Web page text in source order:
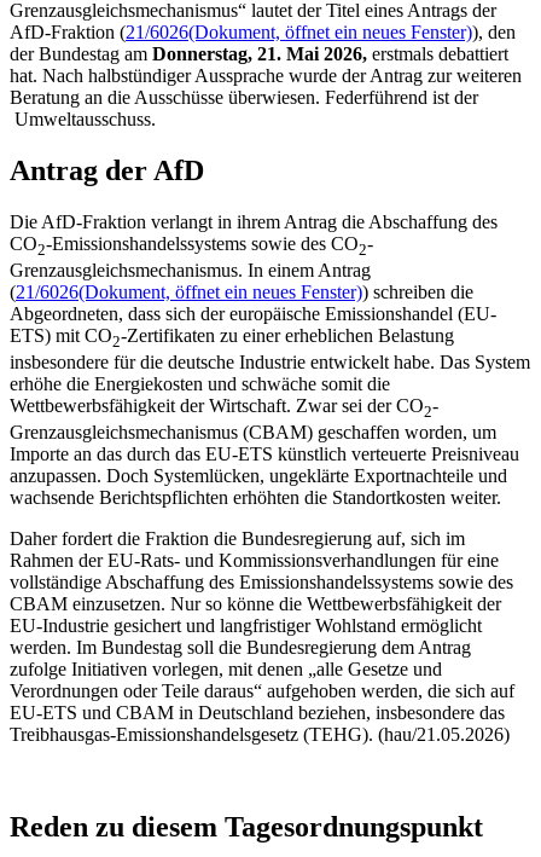
Grenzausgleichsmechanismus“ lautet der Titel eines Antrags der
AfD-Fraktion (21/6026(Dokument, öffnet ein neues Fenster)), den
der Bundestag am Donnerstag, 21. Mai 2026, erstmals debattiert
hat. Nach halbstündiger Aussprache wurde der Antrag zur weiteren
Beratung an die Ausschüsse überwiesen. Federführend ist der
Umweltausschuss.
Antrag der AfD
Die AfD-Fraktion verlangt in ihrem Antrag die Abschaffung des
CO2-Emissionshandelssystems sowie des CO2-
Grenzausgleichsmechanismus. In einem Antrag
(21/6026(Dokument, öffnet ein neues Fenster)) schreiben die
Abgeordneten, dass sich der europäische Emissionshandel (EU-
ETS) mit CO2-Zertifikaten zu einer erheblichen Belastung
insbesondere für die deutsche Industrie entwickelt habe. Das System
erhöhe die Energiekosten und schwäche somit die
Wettbewerbsfähigkeit der Wirtschaft. Zwar sei der CO2-
Grenzausgleichsmechanismus (CBAM) geschaffen worden, um
Importe an das durch das EU-ETS künstlich verteuerte Preisniveau
anzupassen. Doch Systemlücken, ungeklärte Exportnachteile und
wachsende Berichtspflichten erhöhten die Standortkosten weiter.
Daher fordert die Fraktion die Bundesregierung auf, sich im
Rahmen der EU-Rats- und Kommissionsverhandlungen für eine
vollständige Abschaffung des Emissionshandelssystems sowie des
CBAM einzusetzen. Nur so könne die Wettbewerbsfähigkeit der
EU-Industrie gesichert und langfristiger Wohlstand ermöglicht
werden. Im Bundestag soll die Bundesregierung dem Antrag
zufolge Initiativen vorlegen, mit denen „alle Gesetze und
Verordnungen oder Teile daraus“ aufgehoben werden, die sich auf
EU-ETS und CBAM in Deutschland beziehen, insbesondere das
Treibhausgas-Emissionshandelsgesetz (TEHG). (hau/21.05.2026)
Reden zu diesem Tagesordnungspunkt